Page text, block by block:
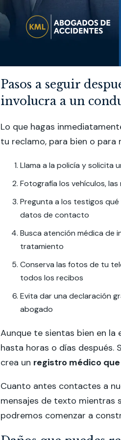
Pasos a seguir
involucra a un
Lo que hagas
tu reclamo, para bien o para
Llama a la policía y solicita
Fotografía los vehículos, las
Pregunta a los testigos
datos de contacto
Busca atención médica de
tratamiento
Conserva las fotos de tu
todos los recibos
Evita dar una declaración
abogado
Aunque te sientas bien en la
hasta horas o días
crea un registro médico
Cuanto antes contactes a
mensajes de texto mientras
podremos comenzar a